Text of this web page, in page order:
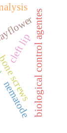
cleft lipbiological control agentes
nematode